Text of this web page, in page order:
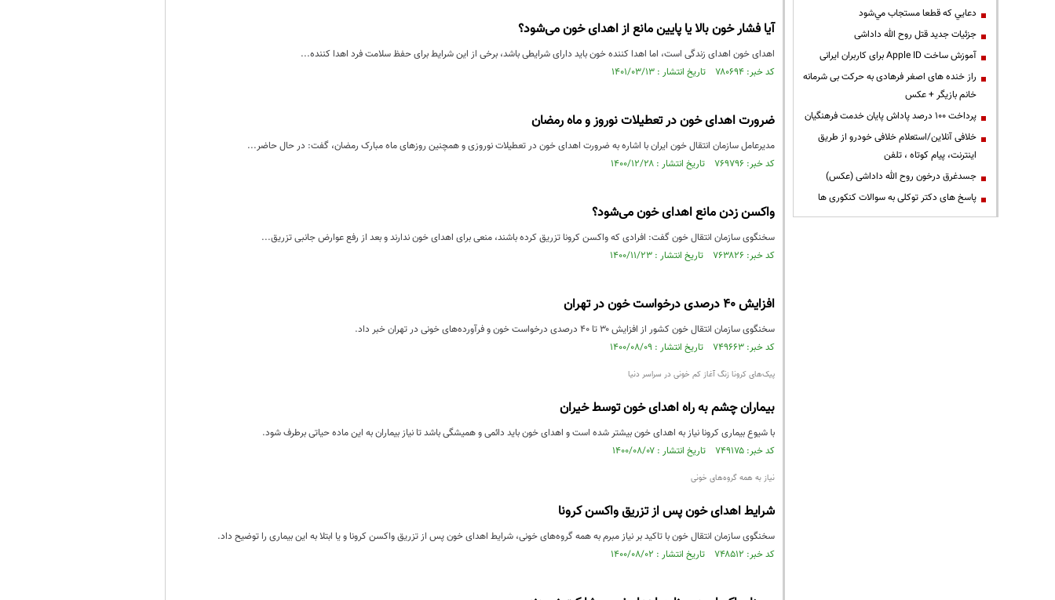
آیا فشار خون بالا یا پایین مانع از اهدای خون می‌شود؟
اهدای خون اهدای زندگی است، اما اهدا کننده خون باید دارای شرایطی باشد، برخی از این شرایط برای حفظ سلامت فرد اهدا کننده...
کد خبر: ۷۸۰۶۹۴ تاریخ انتشار : ۱۴۰۱/۰۳/۱۳
ضرورت اهدای خون در تعطیلات نوروز و ماه رمضان
مدیرعامل سازمان انتقال خون ایران با اشاره به ضرورت اهدای خون در تعطیلات نوروزی و همچنین روزهای ماه مبارک رمضان، گفت: در حال حاضر...
کد خبر: ۷۶۹۷۹۶ تاریخ انتشار : ۱۴۰۰/۱۲/۲۸
واکسن زدن مانع اهدای خون می‌شود؟
سخنگوی سازمان انتقال خون گفت: افرادی که واکسن کرونا تزریق کرده باشند، منعی برای اهدای خون ندارند و بعد از رفع عوارض جانبی تزریق...
کد خبر: ۷۶۳۸۲۶ تاریخ انتشار : ۱۴۰۰/۱۱/۲۳
افزایش ۴۰ درصدی درخواست خون در تهران
سخنگوی سازمان انتقال خون کشور از افزایش ۳۰ تا ۴۰ درصدی درخواست خون و فرآورده‌های خونی در تهران خبر داد.
کد خبر: ۷۴۹۶۶۳ تاریخ انتشار : ۱۴۰۰/۰۸/۰۹
پیک‌های کرونا زنگ آغاز کم خونی در سراسر دنیا
بیماران چشم به راه اهدای خون توسط خیران
با شیوع بیماری کرونا نیاز به اهدای خون بیشتر شده است و اهدای خون باید دائمی و همیشگی باشد تا نیاز بیماران به این ماده حیاتی برطرف شود.
کد خبر: ۷۴۹۱۷۵ تاریخ انتشار : ۱۴۰۰/۰۸/۰۷
نیاز به همه گروه‌های خونی
شرایط اهدای خون پس از تزریق واکسن کرونا
سخنگوی سازمان انتقال خون با تاکید بر نیاز مبرم به همه گروه‌های خونی، شرایط اهدای خون پس از تزریق واکسن کرونا و یا ابتلا به این بیماری را توضیح داد.
کد خبر: ۷۴۸۵۱۲ تاریخ انتشار : ۱۴۰۰/۰۸/۰۲
دعايي كه قطعا مستجاب مي‌شود
جزئیات جدید قتل روح الله داداشی
آموزش ساخت Apple ID برای کاربران ایرانی
راز خنده های اصغر فرهادی به حرکت بی شرمانه
خانم بازیگر + عکس
پرداخت ۱۰۰ درصد پاداش پایان خدمت فرهنگیان
خلافی آنلاین/استعلام خلافی خودرو از طریق
اینترنت، پیام کوتاه ، تلفن
جسدغرق درخون روح الله داداشی (عکس)
پاسخ های دکتر توکلی به سوالات کنکوری ها